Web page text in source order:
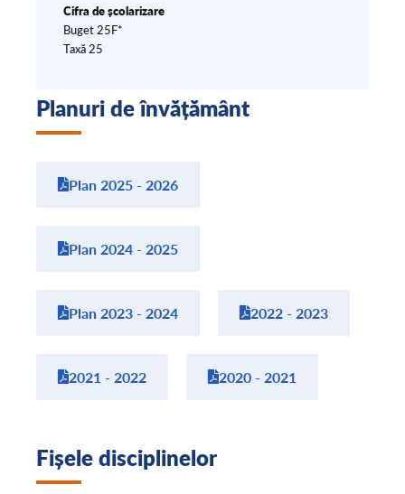
Cifra de școlarizare
Buget 25F*
Taxă 25
Planuri de învățământ
Plan 2025 - 2026
Plan 2024 - 2025
Plan 2023 - 2024 2022 - 2023
2021 - 2022 2020 - 2021
Fișele disciplinelor